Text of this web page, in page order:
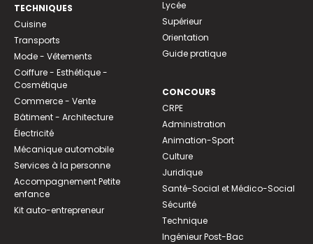
TECHNIQUES
Cuisine
Transports
Mode - Vêtements
Coiffure - Esthétique -
Cosmétique
Commerce - Vente
Bâtiment - Architecture
Électricité
Mécanique automobile
Services à la personne
Accompagnement Petite
enfance
Kit auto-entrepreneur
Lycée
Supérieur
Orientation
Guide pratique
CONCOURS
CRPE
Administration
Animation-Sport
Culture
Juridique
Santé-Social et Médico-Social
Sécurité
Technique
Ingénieur Post-Bac